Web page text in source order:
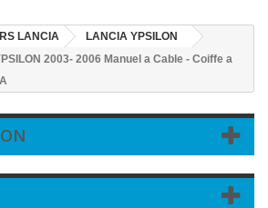
LANCIA
LANCIA YPSILON
2003- 2006 Manuel a Cable - Coiffe a